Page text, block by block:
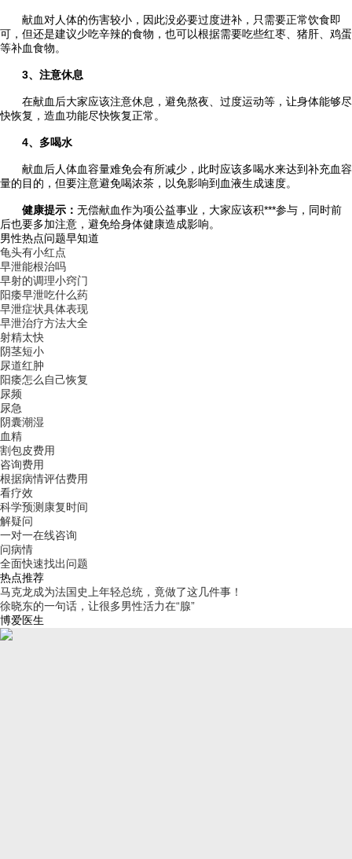
献血对人体的伤害较小，因此没必要过度进补，只需要正常饮食即
可，但还是建议少吃辛辣的食物，也可以根据需要吃些红枣、猪肝、鸡蛋
等补血食物。
3、注意休息
在献血后大家应该注意休息，避免熬夜、过度运动等，让身体能够尽
快恢复，造血功能尽快恢复正常。
4、多喝水
献血后人体血容量难免会有所减少，此时应该多喝水来达到补充血容
量的目的，但要注意避免喝浓茶，以免影响到血液生成速度。
健康提示： 无偿献血作为项公益事业，大家应该积***参与，同时前
后也要多加注意，避免给身体健康造成影响。
男性热点问题早知道
龟头有小红点
早泄能根治吗
早射的调理小窍门
阳痿早泄吃什么药
早泄症状具体表现
早泄治疗方法大全
射精太快
阴茎短小
尿道红肿
阳痿怎么自己恢复
尿频
尿急
阴囊潮湿
血精
割包皮费用
咨询费用
根据病情评估费用
看疗效
科学预测康复时间
解疑问
一对一在线咨询
问病情
全面快速找出问题
热点推荐
马克龙成为法国史上年轻总统，竟做了这几件事！
徐晓东的一句话，让很多男性活力在“腺”
博爱医生